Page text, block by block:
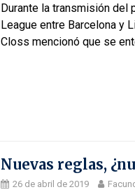
Durante la transmisión del
League entre Barcelona y
Closs mencionó que se
Nuevas reglas,
26 de abril de 2019